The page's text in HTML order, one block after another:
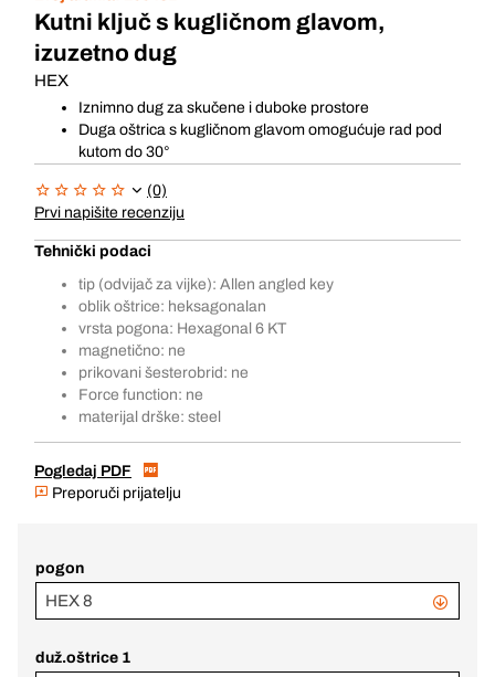
Kutni ključ s kugličnom glavom,
izuzetno dug
HEX
Iznimno dug za skučene i duboke prostore
Duga oštrica s kugličnom glavom omogućuje rad pod
kutom do 30°
(0)
Prvi napišite recenziju
Tehnički podaci
tip (odvijač za vijke): Allen angled key
oblik oštrice: heksagonalan
vrsta pogona: Hexagonal 6 KT
magnetično: ne
prikovani šesterobrid: ne
Force function: ne
materijal drške: steel
Pogledaj PDF
Preporuči prijatelju
pogon
HEX 8
duž.oštrice 1